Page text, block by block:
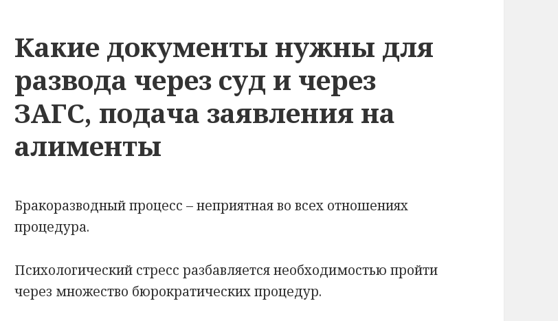
Какие документы нужны для
развода через суд и через
ЗАГС, подача заявления на
алименты
Бракоразводный процесс – неприятная во всех отношениях
процедура.
Психологический стресс разбавляется необходимостью пройти
через множество бюрократических процедур.